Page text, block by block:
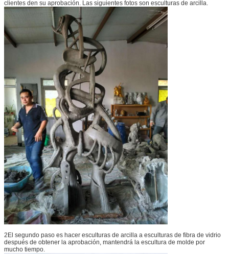
Deja un mensaje
¡Te llamaremos pronto!
PRESENTACIóN
clientes den su aprobación. Las siguientes fotos son esculturas de arcilla.
2El segundo paso es hacer esculturas de arcilla a esculturas de fibra de vidrio
después de obtener la aprobación, mantendrá la escultura de molde por
mucho tiempo.